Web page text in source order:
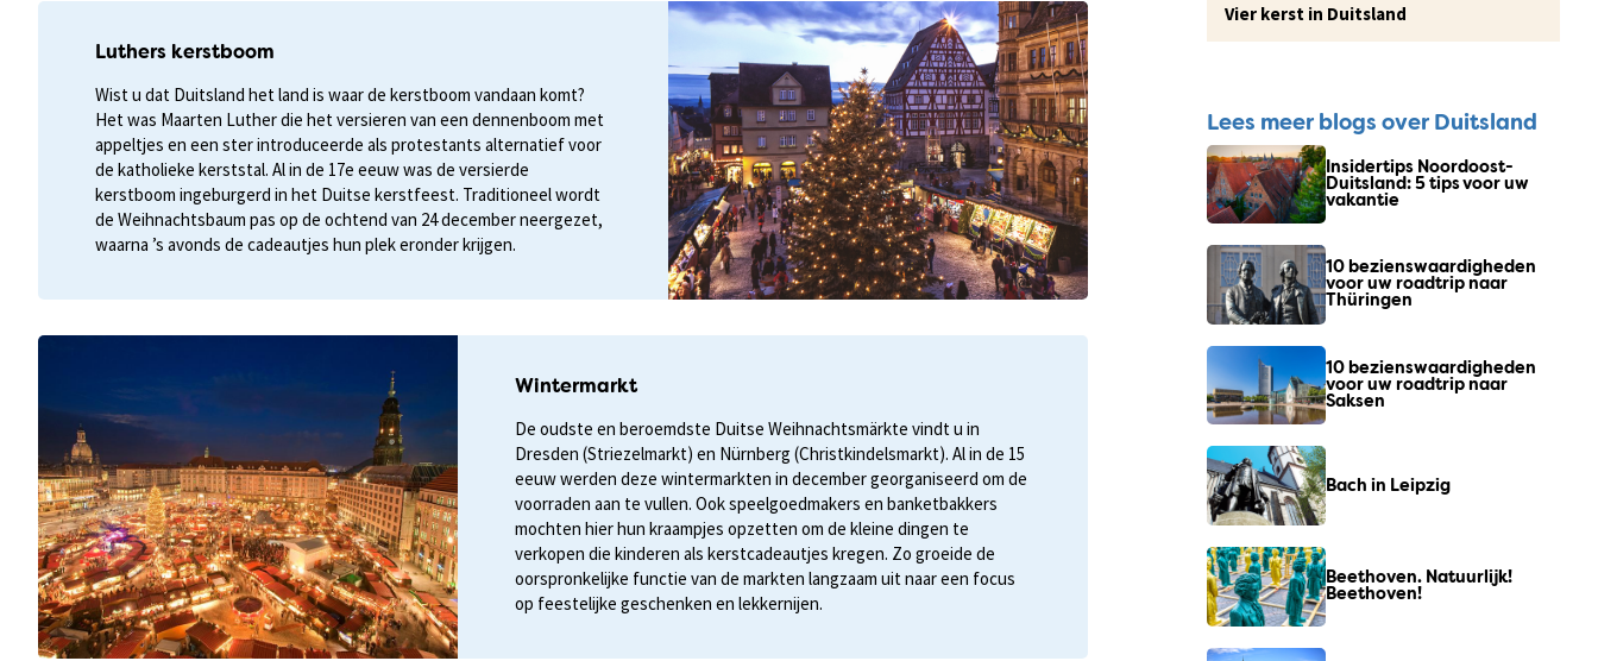
Luthers kerstboom
Wist u dat Duitsland het land is waar de kerstboom vandaan komt?
Het was Maarten Luther die het versieren van een dennenboom met
appeltjes en een ster introduceerde als protestants alternatief voor
de katholieke kerststal. Al in de 17e eeuw was de versierde
kerstboom ingeburgerd in het Duitse kerstfeest. Traditioneel wordt
de Weihnachtsbaum pas op de ochtend van 24 december neergezet,
waarna ’s avonds de cadeautjes hun plek eronder krijgen.
Wintermarkt
De oudste en beroemdste Duitse Weihnachtsmärkte vindt u in
Dresden (Striezelmarkt) en Nürnberg (Christkindelsmarkt). Al in de 15
eeuw werden deze wintermarkten in december georganiseerd om de
voorraden aan te vullen. Ook speelgoedmakers en banketbakkers
mochten hier hun kraampjes opzetten om de kleine dingen te
verkopen die kinderen als kerstcadeautjes kregen. Zo groeide de
oorspronkelijke functie van de markten langzaam uit naar een focus
op feestelijke geschenken en lekkernijen.
Vier kerst in Duitsland
Lees meer blogs over Duitsland
Insidertips Noordoost-
Duitsland: 5 tips voor uw
vakantie
10 bezienswaardigheden
voor uw roadtrip naar
Thüringen
10 bezienswaardigheden
voor uw roadtrip naar
Saksen
Bach in Leipzig
Beethoven. Natuurlijk!
Beethoven!